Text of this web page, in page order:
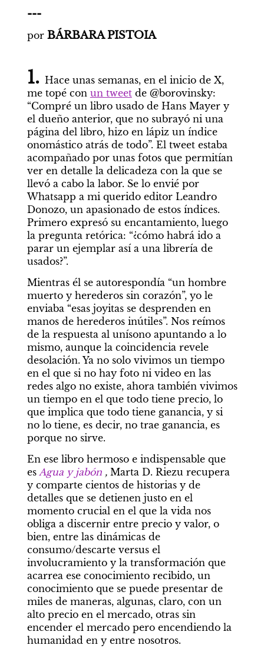
---
por BÁRBARA PISTOIA
1. Hace unas semanas, en el inicio de X,
me topé con un tweet de @borovinsky:
“Compré un libro usado de Hans Mayer y
el dueño anterior, que no subrayó ni una
página del libro, hizo en lápiz un índice
onomástico atrás de todo”. El tweet estaba
acompañado por unas fotos que permitían
ver en detalle la delicadeza con la que se
llevó a cabo la labor. Se lo envié por
Whatsapp a mi querido editor Leandro
Donozo, un apasionado de estos índices.
Primero expresó su encantamiento, luego
la pregunta retórica: “¿cómo habrá ido a
parar un ejemplar así a una librería de
usados?”.
Mientras él se autorespondía “un hombre
muerto y herederos sin corazón”, yo le
enviaba “esas joyitas se desprenden en
manos de herederos inútiles”. Nos reímos
de la respuesta al unísono apuntando a lo
mismo, aunque la coincidencia revele
desolación. Ya no solo vivimos un tiempo
en el que si no hay foto ni video en las
redes algo no existe, ahora también vivimos
un tiempo en el que todo tiene precio, lo
que implica que todo tiene ganancia, y si
no lo tiene, es decir, no trae ganancia, es
porque no sirve.
En ese libro hermoso e indispensable que
es Agua y jabón , Marta D. Riezu recupera
y comparte cientos de historias y de
detalles que se detienen justo en el
momento crucial en el que la vida nos
obliga a discernir entre precio y valor, o
bien, entre las dinámicas de
consumo/descarte versus el
involucramiento y la transformación que
acarrea ese conocimiento recibido, un
conocimiento que se puede presentar de
miles de maneras, algunas, claro, con un
alto precio en el mercado, otras sin
encender el mercado pero encendiendo la
humanidad en y entre nosotros.